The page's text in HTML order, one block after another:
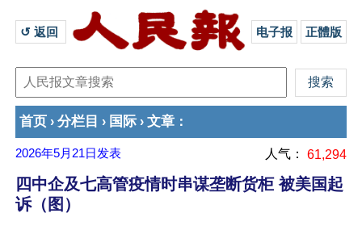
↺ 返回 电子报 正體版
首页 › 分栏目 › 国际 › 文章 ：
2026年5月21日 发表 人气： 61,294
四中企及七高管疫情时串谋垄断货柜 被美国起
诉（图）